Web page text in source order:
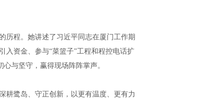
历程。她讲述了习近平同志在厦门工作期
入资金、参与“菜篮子”工程和程控电话扩
与坚守，赢得现场阵阵掌声。
耕鹭岛、守正创新，以更有温度、更有力